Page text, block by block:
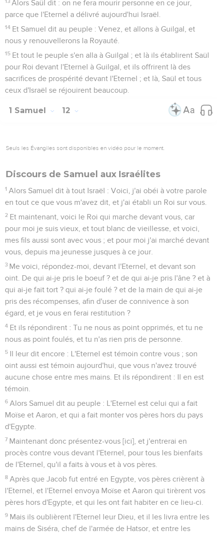
Alors Saül dit : on ne fera mourir personne en ce jour,
parce que l'Eternel a délivré aujourd'hui Israël.
14 Et Samuel dit au peuple : Venez, et allons à Guilgal, et
nous y renouvellerons la Royauté.
15 Et tout le peuple s'en alla à Guilgal ; et là ils établirent Saül
pour Roi devant l'Eternel à Guilgal, et ils offrirent là des
sacrifices de prospérité devant l'Eternel ; et là, Saül et tous
ceux d'Israël se réjouirent beaucoup.
1 Samuel 12
Seuls les Évangiles sont disponibles en vidéo pour le moment.
Discours de Samuel aux Israélites
1 Alors Samuel dit à tout Israël : Voici, j'ai obéi à votre parole
en tout ce que vous m'avez dit, et j'ai établi un Roi sur vous.
2 Et maintenant, voici le Roi qui marche devant vous, car
pour moi je suis vieux, et tout blanc de vieillesse, et voici,
mes fils aussi sont avec vous ; et pour moi j'ai marché devant
vous, depuis ma jeunesse jusques à ce jour.
3 Me voici, répondez-moi, devant l'Eternel, et devant son
oint. De qui ai-je pris le boeuf ? et de qui ai-je pris l'âne ? et à
qui ai-je fait tort ? qui ai-je foulé ? et de la main de qui ai-je
pris des récompenses, afin d'user de connivence à son
égard, et je vous en ferai restitution ?
4 Et ils répondirent : Tu ne nous as point opprimés, et tu ne
nous as point foulés, et tu n'as rien pris de personne.
5 Il leur dit encore : L'Eternel est témoin contre vous ; son
oint aussi est témoin aujourd'hui, que vous n'avez trouvé
aucune chose entre mes mains. Et ils répondirent : Il en est
témoin.
6 Alors Samuel dit au peuple : L'Eternel est celui qui a fait
Moïse et Aaron, et qui a fait monter vos pères hors du pays
d'Egypte.
7 Maintenant donc présentez-vous [ici], et j'entrerai en
procès contre vous devant l'Eternel, pour tous les bienfaits
de l'Eternel, qu'il a faits à vous et à vos pères.
8 Après que Jacob fut entré en Egypte, vos pères crièrent à
l'Eternel, et l'Eternel envoya Moïse et Aaron qui tirèrent vos
pères hors d'Egypte, et qui les ont fait habiter en ce lieu-ci.
9 Mais ils oublièrent l'Eternel leur Dieu, et il les livra entre les
mains de Siséra, chef de l'armée de Hatsor, et entre les